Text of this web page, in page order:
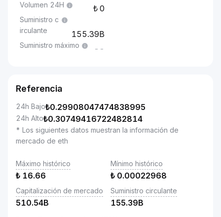
Volumen 24H 0
Suministro c
irculante
155.39B
Suministro máximo --
Referencia
24h Bajo₺0.29908047474838995
24h Alto₺0.30749416722482814
* Los siguientes datos muestran la información de
mercado de eth
Máximo histórico
₺ 16.66
Mínimo histórico
₺ 0.00022968
Capitalización de mercado
510.54B
Suministro circulante
155.39B